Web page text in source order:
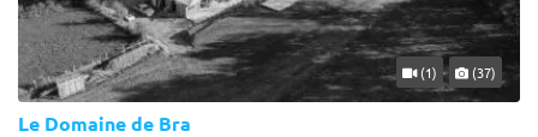
(1) (37)
Le Domaine de Bra